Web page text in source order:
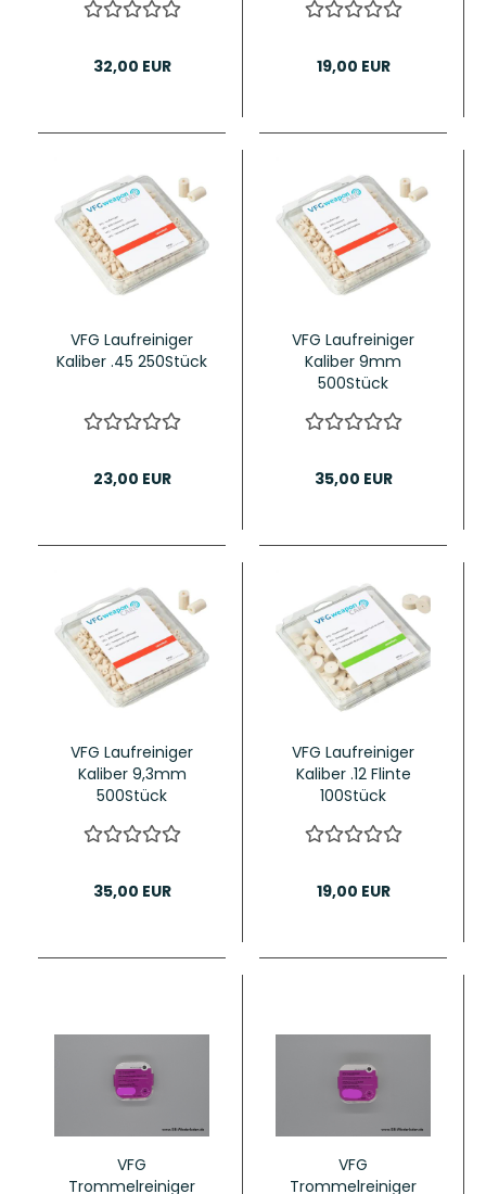
32,00 EUR 19,00 EUR
VFG Laufreiniger
Kaliber .45 250Stück
23,00 EUR
VFG Laufreiniger
Kaliber 9mm
500Stück
35,00 EUR
VFG Laufreiniger
Kaliber 9,3mm
500Stück
35,00 EUR
VFG Laufreiniger
Kaliber .12 Flinte
100Stück
19,00 EUR
VFG
Trommelreiniger
VFG
Trommelreiniger